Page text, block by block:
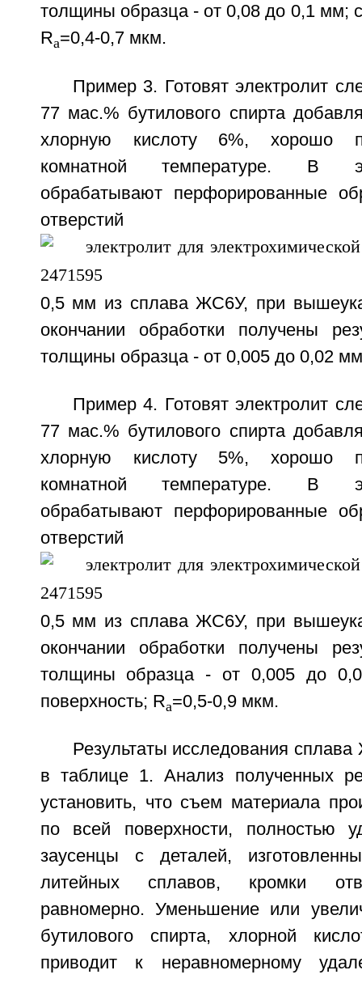
толщины образца - от 0,08 до 0,1 мм;
Ra=0,4-0,7 мкм.
Пример 3. Готовят электролит
77 мас.% бутилового спирта
хлорную кислоту 6%, хорошо
комнатной температуре. В
обрабатывают перфорированные
0,5 мм из сплава ЖС6У, при
окончании обработки получены
толщины образца - от 0,005 до 0,02
Пример 4. Готовят электролит
77 мас.% бутилового спирта
хлорную кислоту 5%, хорошо
комнатной температуре. В
обрабатывают перфорированные
0,5 мм из сплава ЖС6У, при
окончании обработки получены
толщины образца - от 0,005 до
поверхность; Ra=0,5-0,9 мкм.
Результаты исследования
в таблице 1. Анализ полученных
установить, что съем материала
по всей поверхности, полностью
заусенцы с деталей,
литейных сплавов, кромки
равномерно. Уменьшение или
бутилового спирта, хлорной
приводит к неравномерному